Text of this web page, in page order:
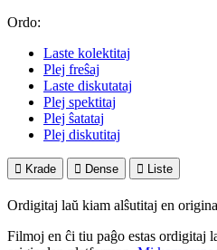
Ordo:
Laste kolektitaj
Plej freŝaj
Laste diskutataj
Plej spektitaj
Plej ŝatataj
Plej diskutitaj
 Krade  Dense  Liste
Ordigitaj laŭ kiam alŝutitaj en
Filmoj en ĉi tiu paĝo estas ordigitaj